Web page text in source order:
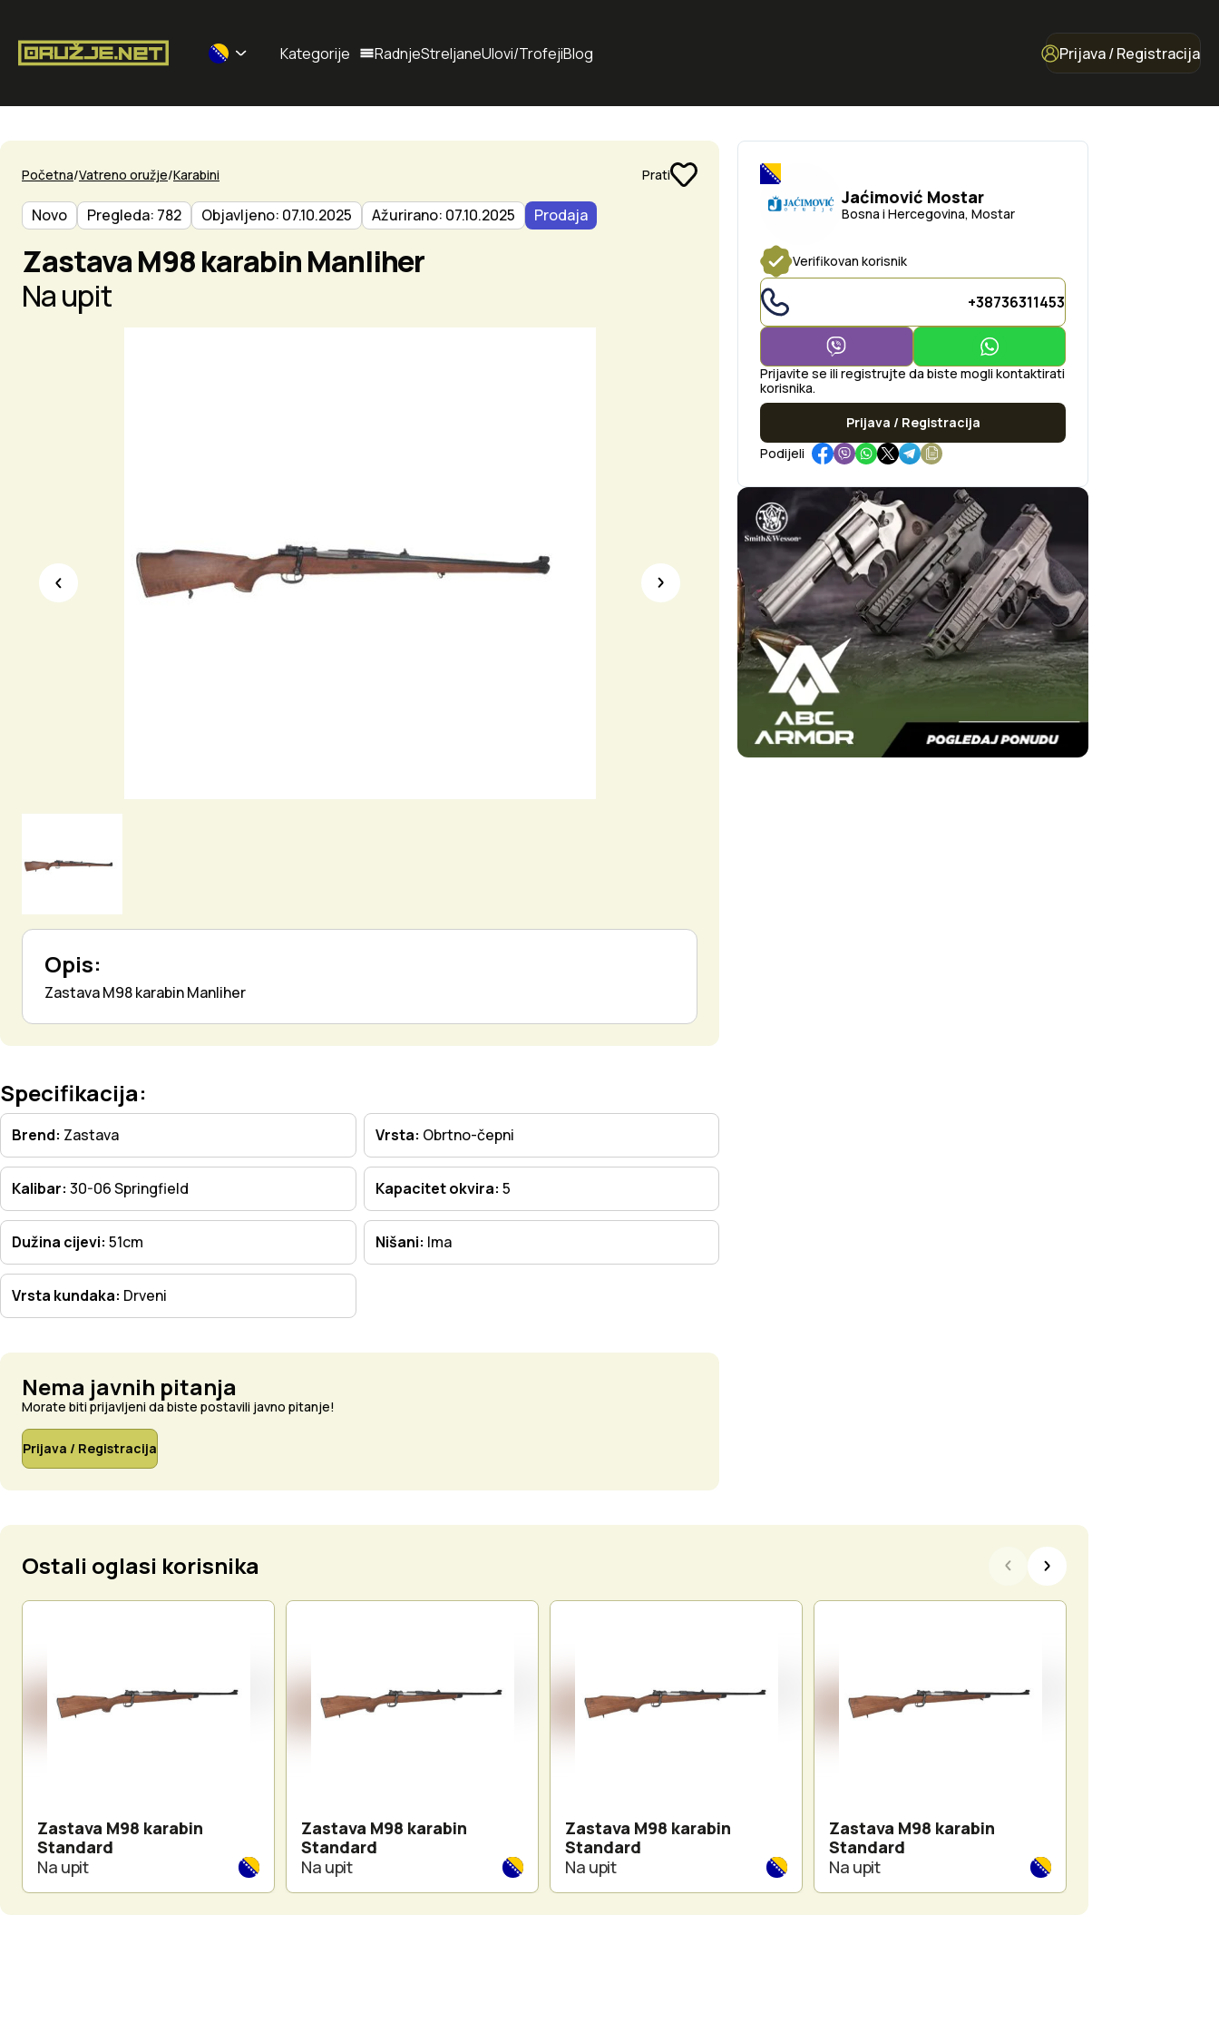
Selected currency: BAM
Kategorije RadnjeStreljaneUlovi/TrofejiBlog Prijava / Registracija
Početna Vatreno oružje Karabini Prati
Novo Pregleda: 782 Objavljeno: 07.10.2025 Ažurirano: 07.10.2025 Prodaja
Zastava M98 karabin Manliher
Na upit
Opis:
Zastava M98 karabin Manliher
Jaćimović Mostar
Bosna i Hercegovina, Mostar
Verifikovan korisnik
+38736311453
Prijavite se ili registrujte da biste mogli kontaktirati
korisnika.
Prijava / Registracija
Podijeli
Specifikacija:
Brend: Zastava Vrsta: Obrtno-čepni
Kalibar: 30-06 Springfield Kapacitet okvira: 5
Dužina cijevi: 51cm Nišani: Ima
Vrsta kundaka: Drveni
Nema javnih pitanja
Morate biti prijavljeni da biste postavili javno pitanje!
Prijava / Registracija
Ostali oglasi korisnika
Zastava M98 karabin
Standard
Na upit
Zastava M98 karabin
Standard
Na upit
Zastava M98 karabin
Standard
Na upit
Zastava M98 karabin
Standard
Na upit